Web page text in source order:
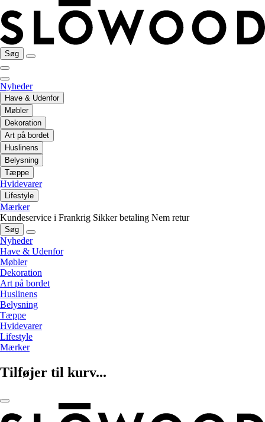
Søg
Nyheder
Have & Udenfor
Møbler
Dekoration
Art på bordet
Huslinens
Belysning
Tæppe
Hvidevarer
Lifestyle
Mærker
Kundeservice i Frankrig Sikker betaling Nem retur
Søg
Nyheder
Have & Udenfor
Møbler
Dekoration
Art på bordet
Huslinens
Belysning
Tæppe
Hvidevarer
Lifestyle
Mærker
Tilføjer til kurv...